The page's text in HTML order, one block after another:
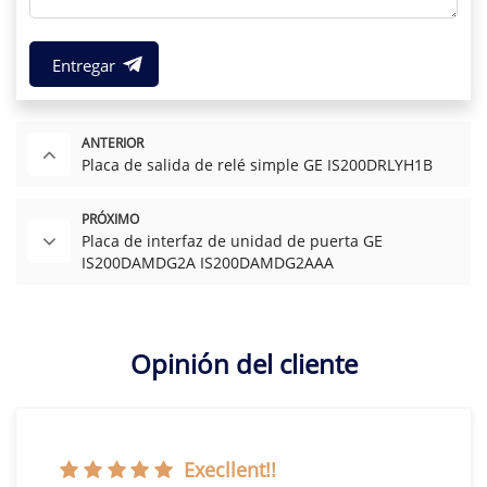
Entregar
ANTERIOR
Placa de salida de relé simple GE IS200DRLYH1B
PRÓXIMO
Placa de interfaz de unidad de puerta GE
IS200DAMDG2A IS200DAMDG2AAA
Opinión del cliente
Execllent!!